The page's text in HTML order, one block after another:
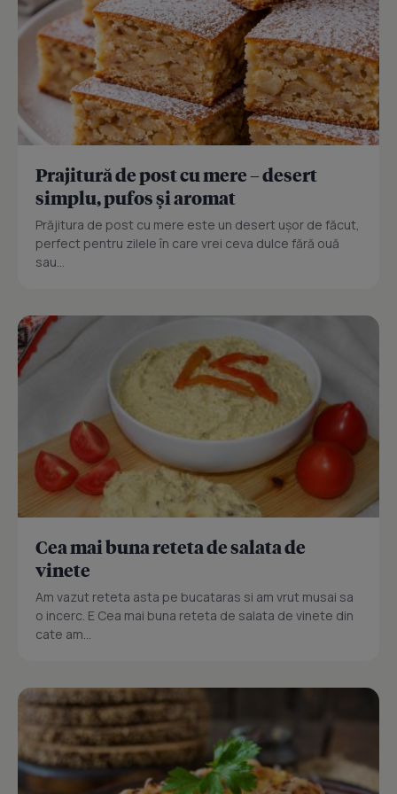
Prajitură de post cu mere – desert
simplu, pufos și aromat
Prăjitura de post cu mere este un desert ușor de făcut,
perfect pentru zilele în care vrei ceva dulce fără ouă
sau...
Cea mai buna reteta de salata de
vinete
Am vazut reteta asta pe bucataras si am vrut musai sa
o incerc. E Cea mai buna reteta de salata de vinete din
cate am...